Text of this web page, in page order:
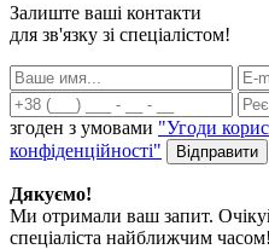
Залиште ваші контакти
для зв'язку зі спеціалістом!
згоден з умовами "Угоди
конфіденційності"
Дякуємо!
Ми отримали ваш запит.
спеціаліста найближчим часом!